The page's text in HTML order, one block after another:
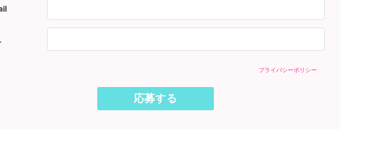
プライバシーポリシー